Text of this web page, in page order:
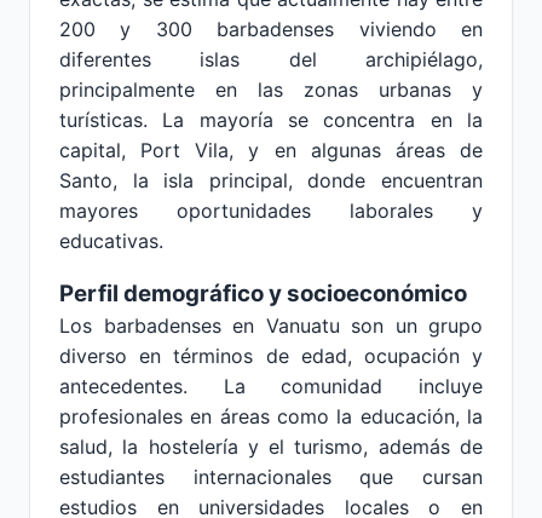
200 y 300 barbadenses viviendo en
diferentes islas del archipiélago,
principalmente en las zonas urbanas y
turísticas. La mayoría se concentra en la
capital, Port Vila, y en algunas áreas de
Santo, la isla principal, donde encuentran
mayores oportunidades laborales y
educativas.
Perfil demográfico y socioeconómico
Los barbadenses en Vanuatu son un grupo
diverso en términos de edad, ocupación y
antecedentes. La comunidad incluye
profesionales en áreas como la educación, la
salud, la hostelería y el turismo, además de
estudiantes internacionales que cursan
estudios en universidades locales o en